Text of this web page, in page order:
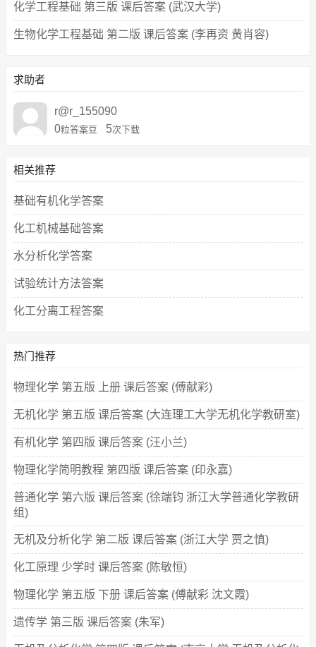
化学工程基础 第三版 课后答案 (武汉大学)
生物化学工程基础 第二版 课后答案 (李再资 黄肖容)
求助者
r@r_155090
0粒答案豆 5次下载
相关推荐
基础有机化学答案
化工机械基础答案
水分析化学答案
试验统计方法答案
化工分离工程答案
热门推荐
物理化学 第五版 上册 课后答案 (傅献彩)
无机化学 第五版 课后答案 (大连理工大学无机化学教研室)
有机化学 第四版 课后答案 (汪小兰)
物理化学简明教程 第四版 课后答案 (印永嘉)
普通化学 第六版 课后答案 (徐端钧 浙江大学普通化学教研
组)
无机及分析化学 第二版 课后答案 (浙江大学 贾之慎)
化工原理 少学时 课后答案 (陈敏恒)
物理化学 第五版 下册 课后答案 (傅献彩 沈文霞)
遗传学 第三版 课后答案 (朱军)